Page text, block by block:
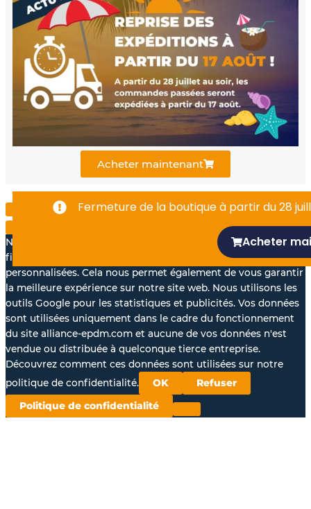
e
b
o
o
k
-
t
u
b
e
k
e
d
i
n
Acheter maintenant
Fermeture de la boutique à partir du 28
Acheter
Nous aimerions avec votre accord, utiliser vos données à des
fins statistiques et pour vous proposer des annonces
personnalisées. Cela nous permet également de vous garantir
la meilleure expérience sur notre site web. Nous utilisons les
outils Google pour les statistiques et publicités. Vos données
sont utilisées uniquement dans le cadre du fonctionnement
du site alliance-epdm.com et aucune de vos données n'est
vendue ou distribuée à quelconque tierce entreprise.
Découvrez comment ces données sont utilisées sur notre
politique de confidentialité.
OK Refuser
Politique de confidentialité